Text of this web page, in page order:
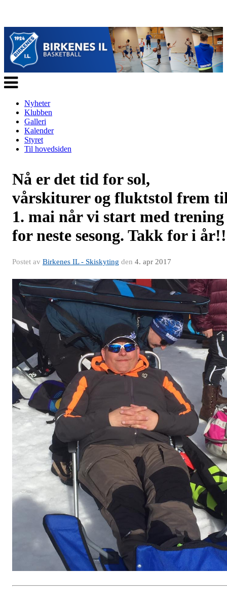
Veksle
navigasjon
Nyheter
Klubben
Galleri
Kalender
Styret
Til hovedsiden
Nå er det tid for sol,
vårskiturer og fluktstol frem
1. mai når vi start med trening
for neste sesong. Takk for i år!!
Postet av Birkenes IL - Skiskyting den 4. apr 2017